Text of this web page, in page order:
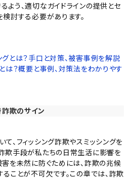
よう、適切なガイドラインの提供とセ
討する必要があります。
グとは？手口と対策、被害事例を解説
は？概要と事例、対策法をわかりやす
欺のサイン
、フィッシング詐欺やスミッシングを
欺手段が私たちの日常生活に影響を
害を未然に防ぐためには、詐欺の兆候
ことが不可欠です。この章では、詐欺